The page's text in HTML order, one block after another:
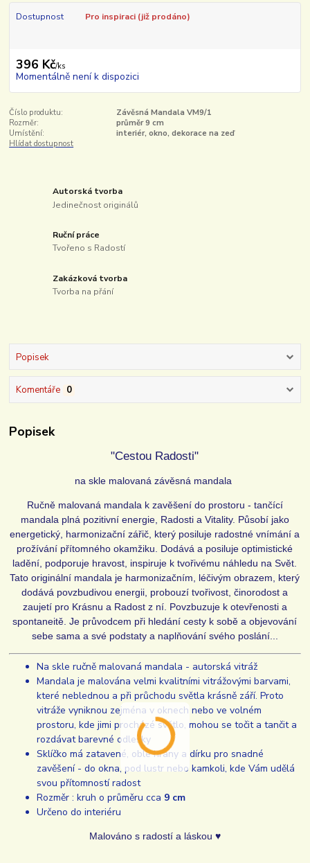
Dostupnost Pro inspiraci (již prodáno)
396 Kč/ks
Momentálně není k dispozici
Číslo produktu:
Závěsná Mandala VM9/1
Rozměr:
průměr 9 cm
Umístění:
interiér, okno, dekorace na zeď
Hlídat dostupnost
Autorská tvorba
Jedinečnost originálů
Ruční práce
Tvořeno s Radostí
Zakázková tvorba
Tvorba na přání
Popisek
Komentáře 0
Popisek
"Cestou Radosti"
na skle malovaná závěsná mandala
Ručně malovaná mandala k zavěšení do prostoru - tančící
mandala plná pozitivní energie, Radosti a Vitality. Působí jako
energetický, harmonizační zářič, který posiluje radostné vnímání a
prožívání přítomného okamžiku. Dodává a posiluje optimistické
ladění, podporuje hravost, inspiruje k tvořivému náhledu na Svět.
Tato originální mandala je harmonizačním, léčivým obrazem, který
dodává povzbudivou energii, probouzí tvořivost, činorodost a
zaujetí pro Krásnu a Radost z ní. Povzbuzuje k otevřenosti a
spontaneitě.Je průvodcem při hledání cesty k sobě a objevování
sebe sama a své podstaty a naplňování svého poslání...
Na skle ručně malovaná mandala - autorská vitráž
Mandala je malována velmi kvalitními vitrážovými barvami,
které neblednou a při průchodu světla krásně září. Proto
vitráže vyniknou zejména v oknech nebo ve volném
prostoru, kde jimi procházé světlo, mohou se točit a tančit a
rozdávat barevné odlesky
Sklíčko má zatavené, oblé hrany a dírku pro snadné
zavěšení - do okna, pod lustr nebo kamkoli, kde Vám udělá
svou přítomností radost
Rozměr : kruh o průměru cca 9 cm
Určeno do interiéru
Malováno s radostí a láskou ♥